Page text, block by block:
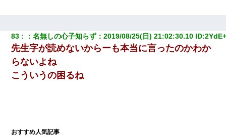
83 ：名無しの心子知らず ：2019/08/25(日) 21:02:30.10 ID:
先生字が読めないからーも本当に言ったのかわか
らないよね
こういうの困るね